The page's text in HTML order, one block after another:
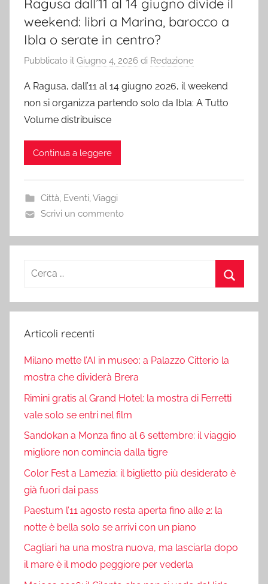
Ragusa dall’11 al 14 giugno divide il
weekend: libri a Marina, barocco a
Ibla o serate in centro?
Pubblicato il Giugno 4, 2026 di Redazione
A Ragusa, dall’11 al 14 giugno 2026, il weekend
non si organizza partendo solo da Ibla: A Tutto
Volume distribuisce
Continua a leggere
Città, Eventi,Viaggi
Scrivi un commento
Ricerca
Articoli recenti
Milano mette l’AI in museo: a Palazzo Citterio la
mostra che dividerà Brera
Rimini gratis al Grand Hotel: la mostra di Ferretti
vale solo se entri nel film
Sandokan a Monza fino al 6 settembre: il viaggio
migliore non comincia dalla tigre
Color Fest a Lamezia: il biglietto più desiderato è
già fuori dai pass
Paestum l’11 agosto resta aperta fino alle 2: la
notte è bella solo se arrivi con un piano
Cagliari ha una mostra nuova, ma lasciarla dopo
il mare è il modo peggiore per vederla